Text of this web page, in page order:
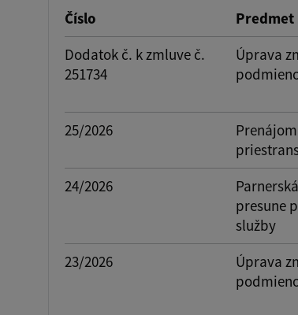
Filtrovať
Číslo
Predmet
Dodatok č. k zmluve č.
251734
Úprava
25/2026
24/2026
presune
služby
23/2026
Úprava